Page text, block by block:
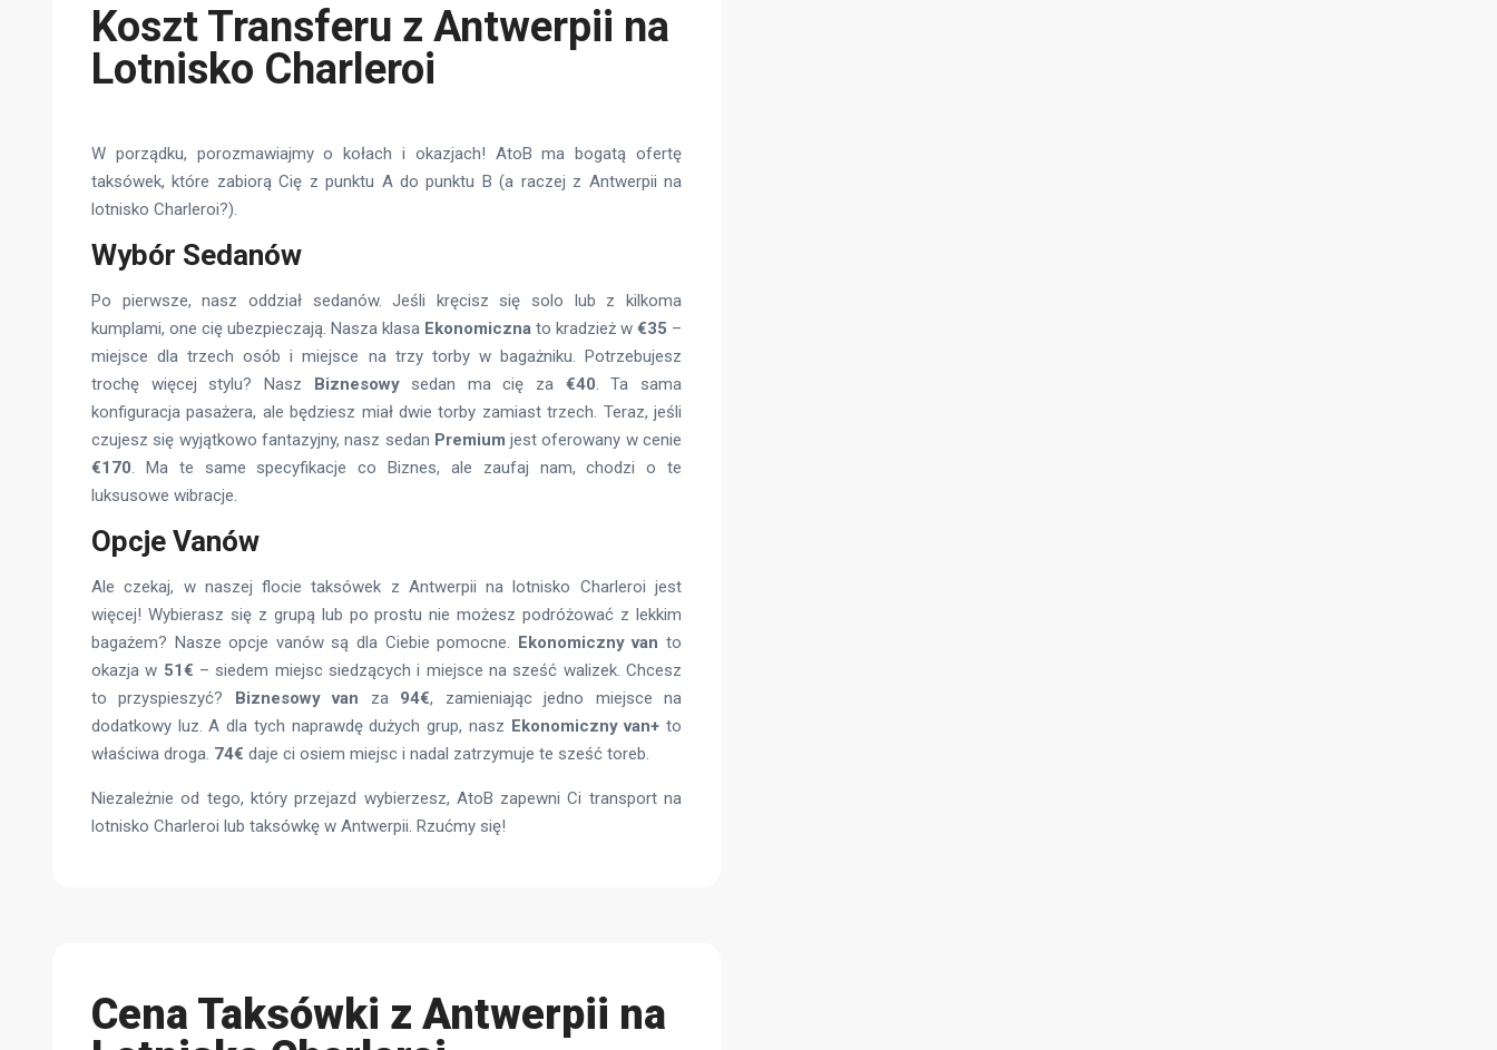
Koszt Transferu z Antwerpii na
Lotnisko Charleroi
W porządku, porozmawiajmy o kołach i okazjach! AtoB ma bogatą ofertę
taksówek, które zabiorą Cię z punktu A do punktu B (a raczej z Antwerpii na
lotnisko Charleroi?).
Wybór Sedanów
Po pierwsze, nasz oddział sedanów. Jeśli kręcisz się solo lub z kilkoma
kumplami, one cię ubezpieczają. Nasza klasa Ekonomiczna to kradzież w €35 –
miejsce dla trzech osób i miejsce na trzy torby w bagażniku. Potrzebujesz
trochę więcej stylu? Nasz Biznesowysedan ma cię za €40. Ta sama
konfiguracja pasażera, ale będziesz miał dwie torby zamiast trzech. Teraz, jeśli
czujesz się wyjątkowo fantazyjny, nasz sedan Premium jest oferowany w cenie
€170. Ma te same specyfikacje co Biznes, ale zaufaj nam, chodzi o te
luksusowe wibracje.
Opcje Vanów
Ale czekaj, w naszej flocie taksówek z Antwerpii na lotnisko Charleroi jest
więcej! Wybierasz się z grupą lub po prostu nie możesz podróżować z lekkim
bagażem? Nasze opcje vanów są dla Ciebie pomocne. Ekonomiczny van to
okazja w 51€ – siedem miejsc siedzących i miejsce na sześć walizek. Chcesz
to przyspieszyć? Biznesowy van za 94€, zamieniając jedno miejsce na
dodatkowy luz. A dla tych naprawdę dużych grup, nasz Ekonomiczny van+ to
właściwa droga. 74€ daje ci osiem miejsc i nadal zatrzymuje te sześć toreb.
Niezależnie od tego, który przejazd wybierzesz, AtoB zapewni Ci transport na
lotnisko Charleroi lub taksówkę w Antwerpii. Rzućmy się!
Cena Taksówki z Antwerpii na